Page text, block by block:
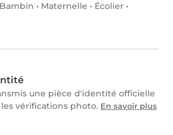
Bambin • Maternelle • Écolier •
une pièce d'identité officielle
vérifications photo. En savoir plus